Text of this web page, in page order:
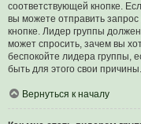
соответствующей кнопке.
вы можете отправить
кнопке. Лидер группы
может спросить, зачем вы
беспокойте лидера группы,
быть для этого свои причины.
Вернуться к началу